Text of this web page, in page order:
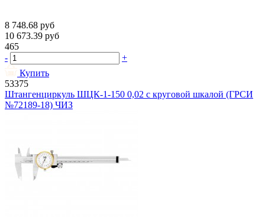
8 748.68 руб
10 673.39 руб
465
-
+
Купить
53375
Штангенциркуль ШЦК-1-150 0,02 с круговой шкалой (ГРСИ
№72189-18) ЧИЗ